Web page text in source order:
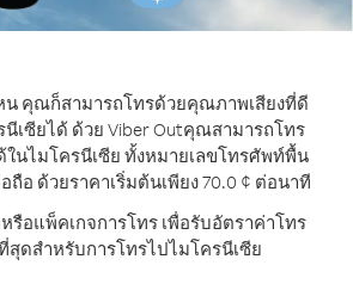
คุณก็สามารถโทรด้วยคุณภาพเสียงที่ดี
เซียได้ ด้วย Viber Outคุณสามารถโทร
ในไมโครนีเซีย ทั้งหมายเลขโทรศัพท์พื้น
อ ด้วยราคาเริ่มต้นเพียง 70.0 ¢ ต่อนาที
รือแพ็คเกจการโทร เพื่อรับอัตราค่าโทร
ดสำหรับการโทรไปไมโครนีเซีย